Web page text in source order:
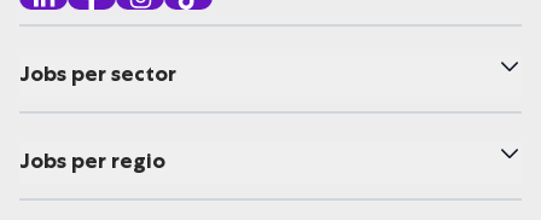
Jobs per sector
Jobs per regio